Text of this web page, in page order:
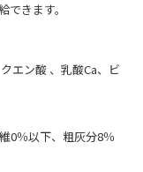
きます。
エン酸 、乳酸Ca、ビ
0％以下、粗灰分8％